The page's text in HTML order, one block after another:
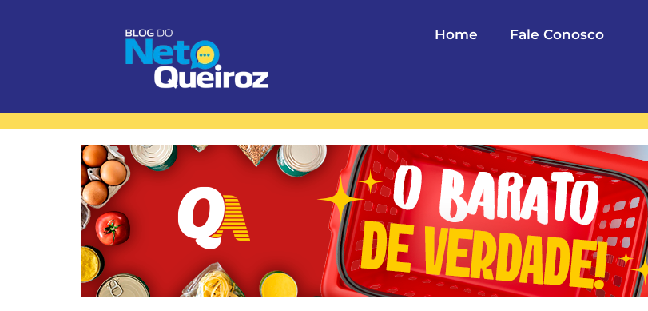
Home Fale Conosco